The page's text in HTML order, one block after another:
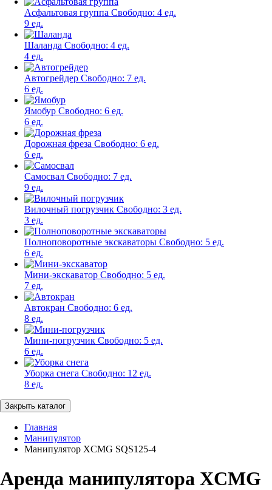
Асфальтовая группа Свободно: 4 ед.
9 ед.
Шаланда Свободно: 4 ед.
4 ед.
Автогрейдер Свободно: 7 ед.
6 ед.
Ямобур Свободно: 6 ед.
6 ед.
Дорожная фреза Свободно: 6 ед.
6 ед.
Самосвал Свободно: 7 ед.
9 ед.
Вилочный погрузчик Свободно: 3 ед.
3 ед.
Полноповоротные экскаваторы Свободно: 5 ед.
6 ед.
Мини-экскаватор Свободно: 5 ед.
7 ед.
Автокран Свободно: 6 ед.
8 ед.
Мини-погрузчик Свободно: 5 ед.
6 ед.
Уборка снега Свободно: 12 ед.
8 ед.
Закрыть каталог
Главная
Манипулятор
Манипулятор XCMG SQS125-4
Аренда манипулятора XCMG